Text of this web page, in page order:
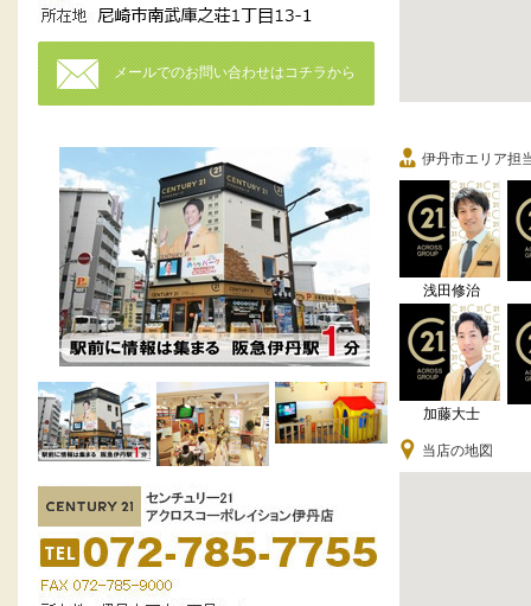
メールでのお問い合わせはコチラから
伊丹市エリア担
浅田修治
加藤大士
当店の地図